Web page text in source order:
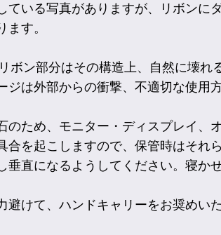
ている写真がありますが、リボンに
す。
ボン部分はその構造上、自然に壊れ
ジは外部からの衝撃、不適切な使用
のため、モニター・ディスプレイ、
合を起こしますので、保管時はそれ
垂直になるようしてください。寝か
避けて、ハンドキャリーをお奨めいた